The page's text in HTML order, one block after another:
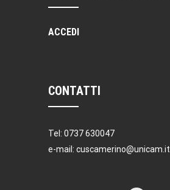
ACCEDI
CONTATTI
Tel: 0737 630047
e-mail: cuscamerino@unicam.it